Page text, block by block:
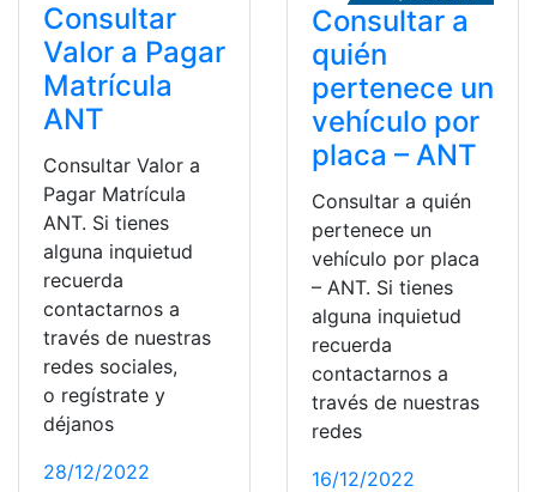
Consultar
Valor a Pagar
Matrícula
ANT
Consultar Valor a
Pagar Matrícula
ANT. Si tienes
alguna inquietud
recuerda
contactarnos a
través de nuestras
redes sociales,
o regístrate y
déjanos
28/12/2022
Consultar a
quién
pertenece un
vehículo por
placa – ANT
Consultar a quién
pertenece un
vehículo por placa
– ANT. Si tienes
alguna inquietud
recuerda
contactarnos a
través de nuestras
redes
16/12/2022